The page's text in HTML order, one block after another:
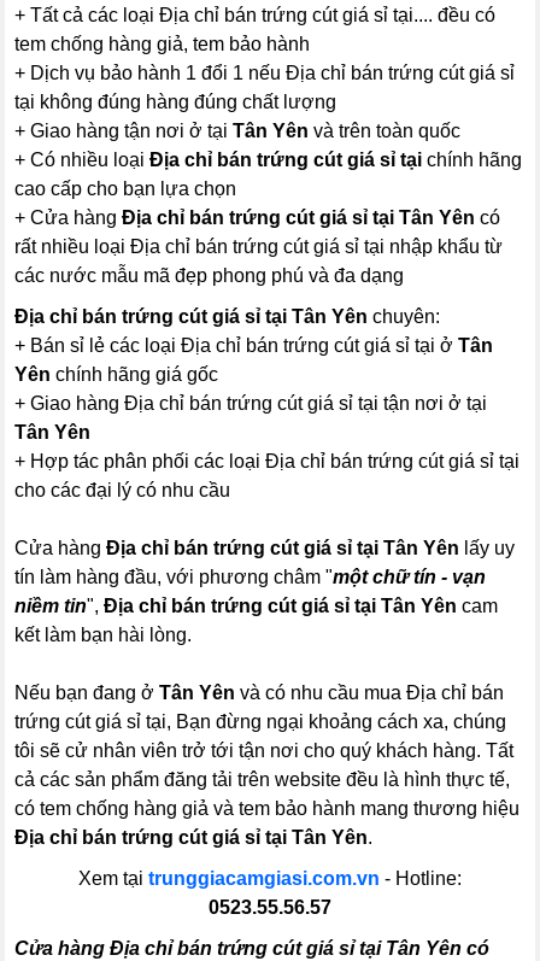
+ Tất cả các loại Địa chỉ bán trứng cút giá sỉ tại.... đều có
tem chống hàng giả, tem bảo hành
+ Dịch vụ bảo hành 1 đổi 1 nếu Địa chỉ bán trứng cút giá sỉ
tại không đúng hàng đúng chất lượng
+ Giao hàng tận nơi ở tạiTân Yên và trên toàn quốc
+ Có nhiều loạiĐịa chỉ bán trứng cút giá sỉ tại chính hãng
cao cấp cho bạn lựa chọn
+ Cửa hàngĐịa chỉ bán trứng cút giá sỉ tại Tân Yên có
rất nhiều loại Địa chỉ bán trứng cút giá sỉ tại nhập khẩu từ
các nước mẫu mã đẹp phong phú và đa dạng
Địa chỉ bán trứng cút giá sỉ tại Tân Yênchuyên:
+ Bán sỉ lẻ các loại Địa chỉ bán trứng cút giá sỉ tại ởTân
Yên chính hãng giá gốc
+ Giao hàng Địa chỉ bán trứng cút giá sỉ tại tận nơi ở tại
Tân Yên
+ Hợp tác phân phối các loại Địa chỉ bán trứng cút giá sỉ tại
cho các đại lý có nhu cầu
Cửa hàngĐịa chỉ bán trứng cút giá sỉ tại Tân Yên lấy uy
tín làm hàng đầu, với phương châm "một chữ tín - vạn
niềm tin",Địa chỉ bán trứng cút giá sỉ tại Tân Yên cam
kết làm bạn hài lòng.
Nếu bạn đang ởTân Yên và có nhu cầu mua Địa chỉ bán
trứng cút giá sỉ tại, Bạn đừng ngại khoảng cách xa, chúng
tôi sẽ cử nhân viên trở tới tận nơi cho quý khách hàng. Tất
cả các sản phẩm đăng tải trên website đều là hình thực tế,
có tem chống hàng giả và tem bảo hành mang thương hiệu
Địa chỉ bán trứng cút giá sỉ tại Tân Yên.
Xem tại trunggiacamgiasi.com.vn - Hotline:
0523.55.56.57
Cửa hàng Địa chỉ bán trứng cút giá sỉ tại Tân Yên có